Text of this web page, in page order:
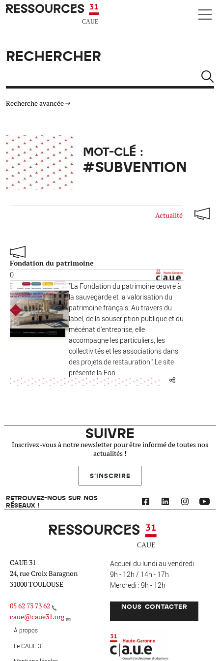
Aller au contenu principal
CAUE RESSOURCES 31
RECHERCHER
Recherche avancée
TYPE DE RESSOURCES
MATÉRIAUX
Réinitialiser Fermer la recherche avancée
MOT-CLÉ :
#SUBVENTION
Actualité
Fondation du patrimoine
0
"La Fondation du patrimoine œuvre à
la sauvegarde et la valorisation du
patrimoine français. Au travers du
label, de la souscription publique et du
mécénat d'entreprise, elle
accompagne les particuliers, les
collectivités et les associations dans
des projets de restauration." Le site
présente la Fon
SUIVRE
Inscrivez-vous à notre newsletter pour être informé de toutes nos
actualités !
S'INSCRIRE
RETROUVEZ-NOUS SUR NOS
RÉSEAUX !
Ressources 31
CAUE 31
24, rue Croix Baragnon
31000 TOULOUSE
05 62 73 73 62
caue@caue31.org
Accueil du lundi au vendredi
9h - 12h / 14h - 17h
Mercredi : 9h - 12h
NOUS CONTACTER
À propos
Le CAUE 31